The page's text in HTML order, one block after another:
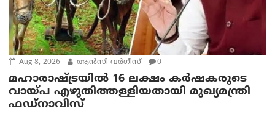
Aug 8, 2026 ആന്‍സി വര്‍ഗീസ് 0
മഹാരാഷ്ട്രയിൽ 16 ലക്ഷം കർഷകരുടെ
വായ്പ എഴുതിത്തള്ളിയതായി മുഖ്യമന്ത്രി
ഫഡ്‌നാവിസ്